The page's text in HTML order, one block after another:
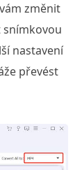
změnit
snímkovou
nastavení
převést